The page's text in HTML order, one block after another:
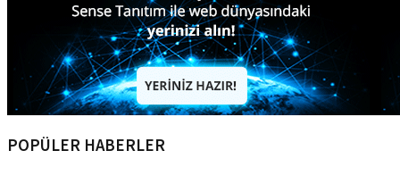
POPÜLER HABERLER